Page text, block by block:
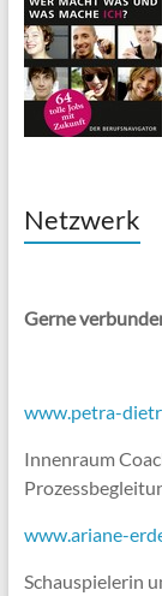
Netzwerk
Gerne
www.petra-
Innenraum
www.ariane-
Schauspielerin